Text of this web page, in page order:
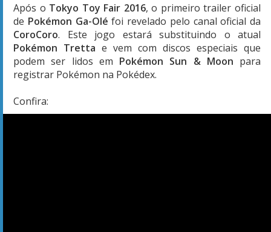
Após o Tokyo Toy Fair 2016, o primeiro trailer oficial
de Pokémon Ga-Olé foi revelado pelo canal oficial da
CoroCoro. Este jogo estará substituindo o atual
Pokémon Tretta e vem com discos especiais que
podem ser lidos em Pokémon Sun & Moon para
registrar Pokémon na Pokédex.
Confira: